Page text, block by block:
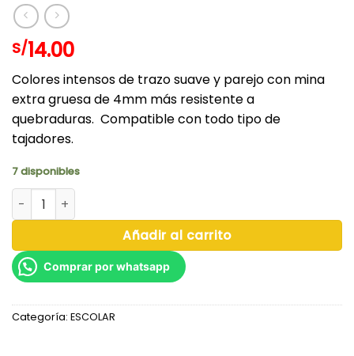
S/14.00
Colores intensos de trazo suave y parejo con mina
extra gruesa de 4mm más resistente a
quebraduras. Compatible con todo tipo de
tajadores.
7 disponibles
LAPICES COLORES TRIANGULAR X 24 - ARTESCO cantidad
Añadir al carrito
Comprar por whatsapp
Categoría: ESCOLAR